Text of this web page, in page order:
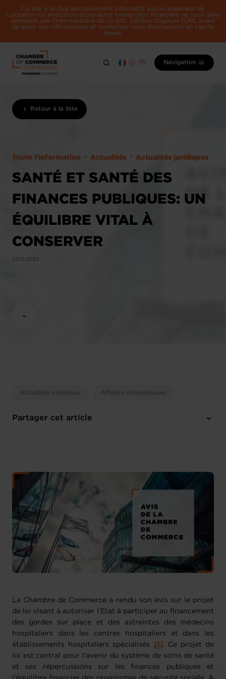
Ce site a un but exclusivement informatif. Aucun paiement de
cotisation ou exécution d'une autre transaction financière ne vous sera
demandé par l'intermédiaire de ce site. Vérifiez toujours l'URL avant
de saisir vos informations et contactez-nous directement en cas de
doute.
Navigation
Retour à la liste
Toute l'information Actualités Actualités juridiques
SANTÉ ET SANTÉ DES
FINANCES PUBLIQUES: UN
ÉQUILIBRE VITAL À
CONSERVER
22.12.2023
Actualités juridiques Affaires économiques
Partager cet article
La Chambre de Commerce a rendu son avis sur le projet
de loi visant à autoriser l’Etat à participer au financement
des gardes sur place et des astreintes des médecins
hospitaliers dans les centres hospitaliers et dans les
établissements hospitaliers spécialisés
[1] . Ce projet de
loi est central pour l’avenir du système de soins de santé
et ses répercussions sur les finances publiques et